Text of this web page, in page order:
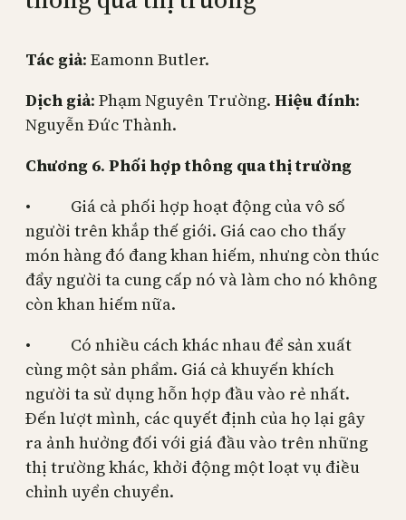
Tác giả: Eamonn Butler.
Dịch giả: Phạm Nguyên Trường. Hiệu đính:
Nguyễn Đức Thành.
Chương 6. Phối hợp thông qua thị trường
• Giá cả phối hợp hoạt động của vô số
người trên khắp thế giới. Giá cao cho thấy
món hàng đó đang khan hiếm, nhưng còn thúc
đẩy người ta cung cấp nó và làm cho nó không
còn khan hiếm nữa.
• Có nhiều cách khác nhau để sản xuất
cùng một sản phẩm. Giá cả khuyến khích
người ta sử dụng hỗn hợp đầu vào rẻ nhất.
Đến lượt mình, các quyết định của họ lại gây
ra ảnh hưởng đối với giá đầu vào trên những
thị trường khác, khởi động một loạt vụ điều
chỉnh uyển chuyển.